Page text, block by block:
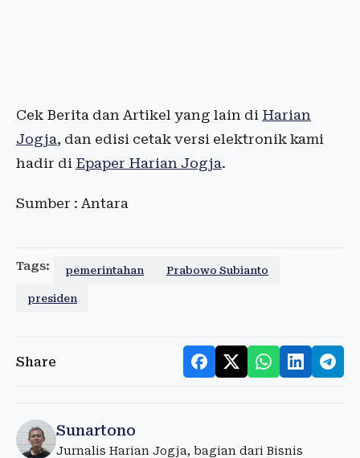
Cek Berita dan Artikel yang lain di Harian
Jogja, dan edisi cetak versi elektronik kami
hadir di Epaper Harian Jogja.
Sumber : Antara
Tags: pemerintahan Prabowo Subianto
presiden
Share
Sunartono
Jurnalis Harian Jogja, bagian dari Bisnis